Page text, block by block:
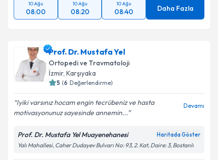
10 Ağu
08:00
10 Ağu
08:20
10 Ağu
08:40 Daha Fazla
Prof. Dr. Mustafa Yel
Ortopedi ve Travmatoloji
İzmir, Karşıyaka
5 (6 Değerlendirme)
Iyiki varsınız hocam engin tecrübeniz ve hasta
motivasyonunuz sayesinde annemin...
Devamı
Prof. Dr. Mustafa Yel Muayenehanesi Haritada Göster
Yalı Mahallesi, Caher Dudayev Bulvarı No: 93, 2. Kat, Daire: 3, Bostanlı